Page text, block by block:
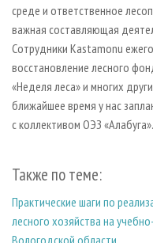
среде и ответственное
важная составляющая
Сотрудники Kastamonu
восстановление лесного
«Неделя леса» и многих
ближайшее время у нас
с коллективом ОЭЗ «Алабуга».
Также по теме:
Практические шаги по
лесного хозяйства на